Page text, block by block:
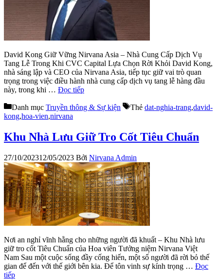
David Kong Giữ Vững Nirvana Asia – Nhà Cung Cấp Dịch Vụ
Tang Lễ Trong Khi CVC Capital Lựa Chọn Rời Khỏi David Kong,
nhà sáng lập và CEO của Nirvana Asia, tiếp tục giữ vai trò quan
trọng trong việc điều hành nhà cung cấp dịch vụ tang lễ hàng đầu
này, trong khi … Đọc tiếp
Danh mục Truyền thông & Sự kiện Thẻ dat-nghia-trang,david-
kong,hoa-vien,nirvana
Khu Nhà Lưu Giữ Tro Cốt Tiêu Chuẩn
27/10/202312/05/2023 Bởi Nirvana Admin
Nơi an nghỉ vĩnh hằng cho những người đã khuất – Khu Nhà lưu
giữ tro cốt Tiêu Chuẩn của Hoa viên Tưởng niệm Nirvana Việt
Nam Sau một cuộc sống đầy cống hiến, một số người đã rời bỏ thế
gian để đến với thế giới bên kia. Để tôn vinh sự kính trọng … Đọc
tiếp